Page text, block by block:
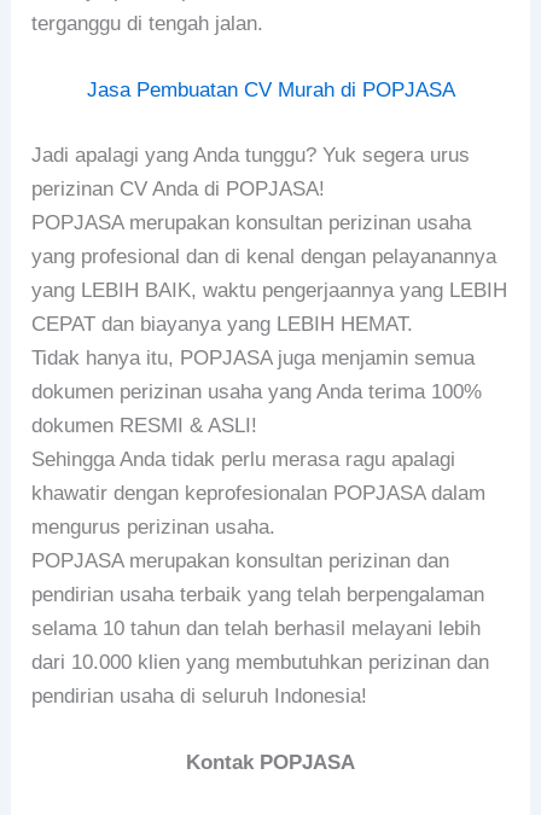
terganggu di tengah jalan.
Jasa Pembuatan CV Murah di POPJASA
Jadi apalagi yang Anda tunggu? Yuk segera urus
perizinan CV Anda di POPJASA!
POPJASA merupakan konsultan perizinan usaha
yang profesional dan di kenal dengan pelayanannya
yang LEBIH BAIK, waktu pengerjaannya yang LEBIH
CEPAT dan biayanya yang LEBIH HEMAT.
Tidak hanya itu, POPJASA juga menjamin semua
dokumen perizinan usaha yang Anda terima 100%
dokumen RESMI & ASLI!
Sehingga Anda tidak perlu merasa ragu apalagi
khawatir dengan keprofesionalan POPJASA dalam
mengurus perizinan usaha.
POPJASA merupakan konsultan perizinan dan
pendirian usaha terbaik yang telah berpengalaman
selama 10 tahun dan telah berhasil melayani lebih
dari 10.000 klien yang membutuhkan perizinan dan
pendirian usaha di seluruh Indonesia!
Kontak POPJASA